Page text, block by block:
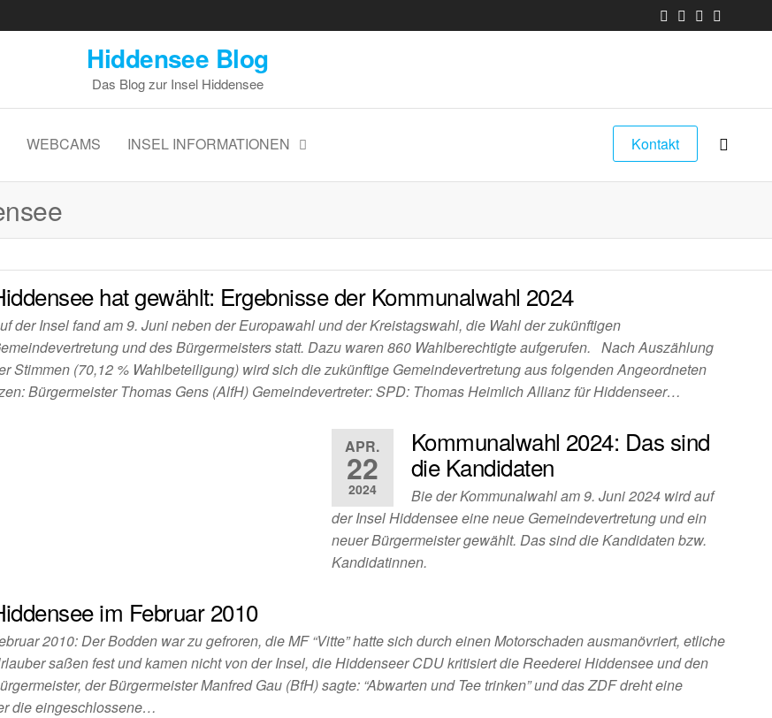
Hiddensee Blog
Das Blog zur Insel Hiddensee
Kontakt
WEBCAMS INSEL INFORMATIONEN
hat gewählt: Ergebnisse der Kommunalwahl 2024
der Insel fand am 9. Juni neben der Europawahl und der Kreistagswahl, die Wahl der zukünftigen
und des Bürgermeisters statt. Dazu waren 860 Wahlberechtigte aufgerufen. Nach Auszählung
Stimmen (70,12 % Wahlbeteiligung) wird sich die zukünftige Gemeindevertretung aus folgenden Angeordneten
Bürgermeister Thomas Gens (AlfH) Gemeindevertreter: SPD: Thomas Heimlich Allianz für Hiddenseer…
APR.
22
2024
Kommunalwahl 2024: Das sind
die Kandidaten
Bie der Kommunalwahl am 9. Juni 2024 wird auf
der Insel Hiddensee eine neue Gemeindevertretung und ein
neuer Bürgermeister gewählt. Das sind die Kandidaten bzw.
Kandidatinnen.
im Februar 2010
2010: Der Bodden war zu gefroren, die MF “Vitte” hatte sich durch einen Motorschaden ausmanövriert, etliche
saßen fest und kamen nicht von der Insel, die Hiddenseer CDU kritisiert die Reederei Hiddensee und den
der Bürgermeister Manfred Gau (BfH) sagte: “Abwarten und Tee trinken” und das ZDF dreht eine
die eingeschlossene…